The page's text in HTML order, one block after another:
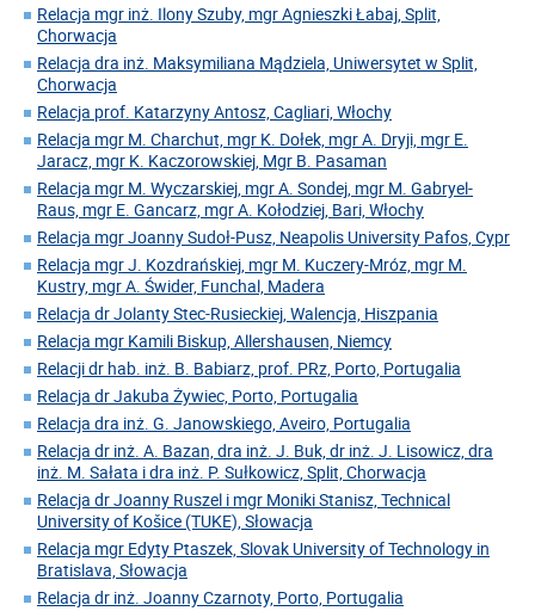
Relacja mgr inż. Ilony Szuby, mgr Agnieszki Łabaj, Split,
Chorwacja
Relacja dra inż. Maksymiliana Mądziela, Uniwersytet w Split,
Chorwacja
Relacja prof. Katarzyny Antosz, Cagliari, Włochy
Relacja mgr M. Charchut, mgr K. Dołek, mgr A. Dryji, mgr E.
Jaracz, mgr K. Kaczorowskiej, Mgr B. Pasaman
Relacja mgr M. Wyczarskiej, mgr A. Sondej, mgr M. Gabryel-
Raus, mgr E. Gancarz, mgr A. Kołodziej, Bari, Włochy
Relacja mgr Joanny Sudoł-Pusz, Neapolis University Pafos, Cypr
Relacja mgr J. Kozdrańskiej, mgr M. Kuczery-Mróz, mgr M.
Kustry, mgr A. Świder, Funchal, Madera
Relacja dr Jolanty Stec-Rusieckiej, Walencja, Hiszpania
Relacja mgr Kamili Biskup, Allershausen, Niemcy
Relacji dr hab. inż. B. Babiarz, prof. PRz, Porto, Portugalia
Relacja dr Jakuba Żywiec, Porto, Portugalia
Relacja dra inż. G. Janowskiego, Aveiro, Portugalia
Relacja dr inż. A. Bazan, dra inż. J. Buk, dr inż. J. Lisowicz, dra
inż. M. Sałata i dra inż. P. Sułkowicz, Split, Chorwacja
Relacja dr Joanny Ruszel i mgr Moniki Stanisz, Technical
University of Košice (TUKE), Słowacja
Relacja mgr Edyty Ptaszek, Slovak University of Technology in
Bratislava, Słowacja
Relacja dr inż. Joanny Czarnoty, Porto, Portugalia